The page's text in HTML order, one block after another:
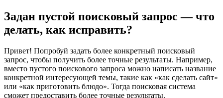
Задан пустой поисковый запрос — что
делать, как исправить?
Привет! Попробуй задать более конкретный поисковый
запрос, чтобы получить более точные результаты. Например,
вместо пустого поискового запроса можно написать название
конкретной интересующей темы, такие как «как сделать сайт»
или «как приготовить блюдо». Тогда поисковая система
сможет предоставить более точные результаты.